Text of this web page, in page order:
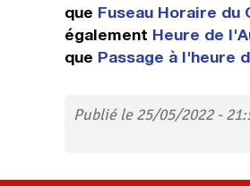
que Fuseau Horaire du
également Heure de
que Passage à l'heure
Publié le 25/05/2022 -